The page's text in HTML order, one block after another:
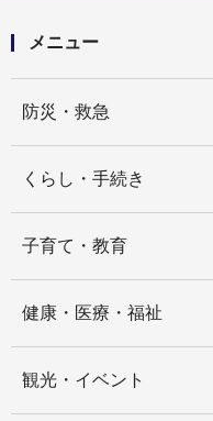
メニュー
防災・救急
くらし・手続き
子育て・教育
健康・医療・福祉
観光・イベント